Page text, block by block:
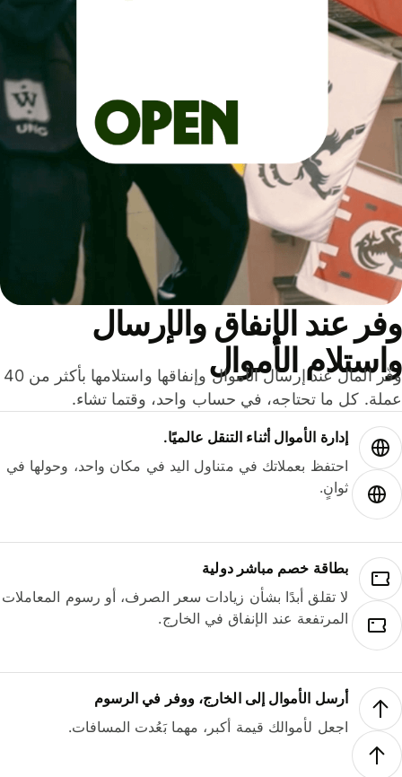
عند الإنفاق والإرسال
الأموال
وفّر المال عند إرسال الأموال وإنفاقها واستلامها بأكثر من 40
كل ما تحتاجه، في حساب واحد، وقتما تشاء.
إدارة الأموال أثناء التنقل عالميًا.
احتفظ بعملاتك في متناول اليد في مكان واحد، وحولها في
ثوانٍ.
بطاقة خصم مباشر دولية
لا تقلق أبدًا بشأن زيادات سعر الصرف، أو رسوم المعاملات
المرتفعة عند الإنفاق في الخارج.
أرسل الأموال إلى الخارج، ووفر في الرسوم
اجعل لأموالك قيمة أكبر، مهما بَعُدت المسافات.